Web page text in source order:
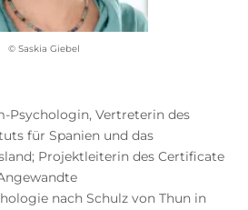
© Saskia Giebel
Psychologin, Vertreterin des
für Spanien und das
Projektleiterin des Certificate
nach Schulz von Thun in